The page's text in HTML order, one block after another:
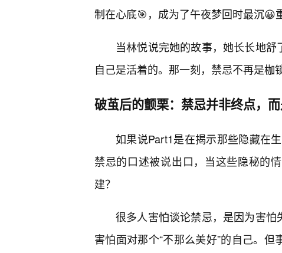
制在心底🎯，成为了午夜梦回时最沉😀
当林悦说完她的故事，她长长地
自己是活着的。那一刻，禁忌不再是枷
破茧后的颤栗：禁忌并非终点，
如果说Part1是在揭示那些隐藏在
禁忌的口述被说出口，当这些隐秘的
建？
很多人害怕谈论禁忌，是因为害怕
害怕面对那个“不那么美好”的自己。